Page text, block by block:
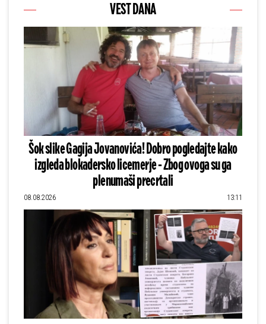
VEST DANA
Šok slike Gagija Jovanovića! Dobro pogledajte kako
izgleda blokadersko licemerje - Zbog ovoga su ga
plenumaši precrtali
08.08.2026 13:11